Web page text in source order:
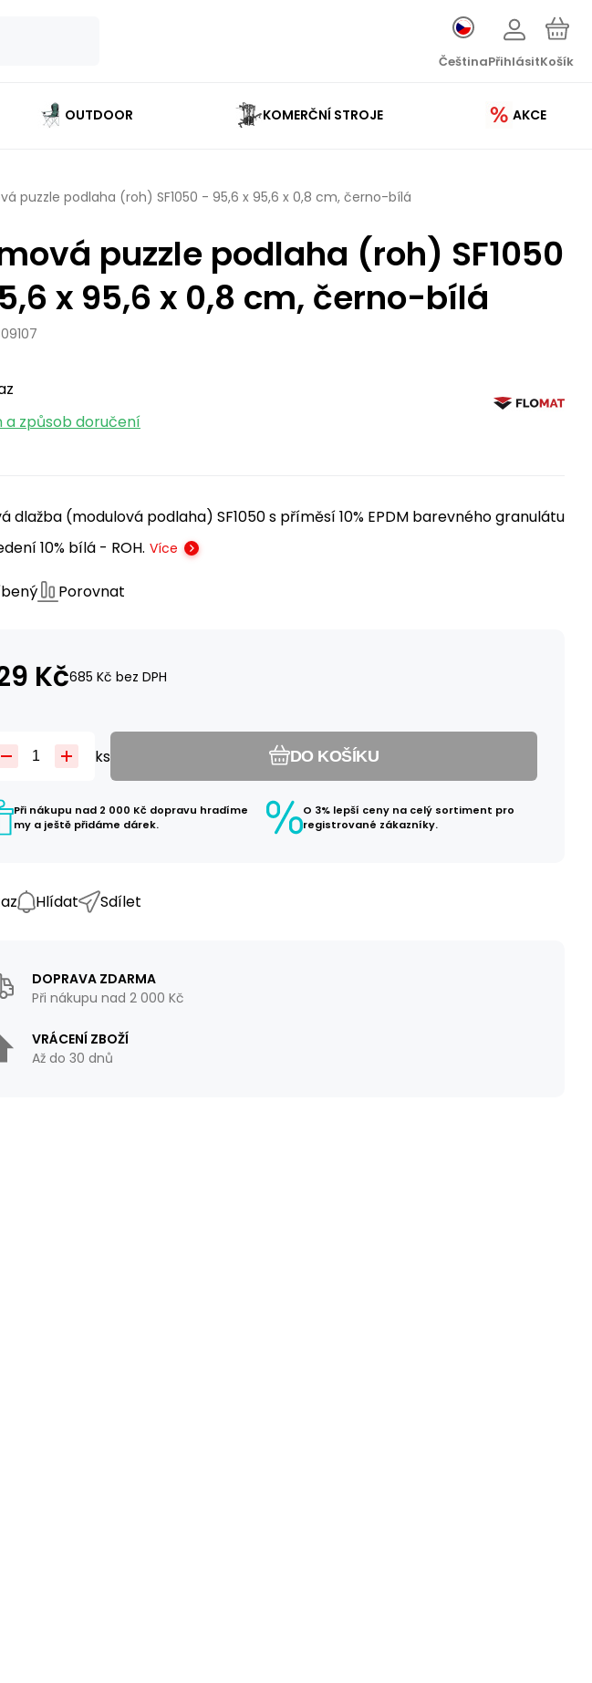
ČeštinaPřihlásitKošík
OUTDOOR KOMERČNÍ STROJE AKCE
puzzle podlaha (roh) SF1050 - 95,6 x 95,6 x 0,8 cm, černo-bílá
puzzle podlaha (roh) SF1050
x 95,6 x 0,8 cm, černo-bílá
a způsob doručení
dlažba (modulová podlaha) SF1050 s příměsí 10% EPDM barevného granulátu
10% bílá - ROH. Více
Porovnat
Kč685 Kč bez DPH
ks DO KOŠÍKU
Při nákupu nad 2 000 Kč dopravu hradíme
my a ještě přidáme dárek.
O 3% lepší ceny na celý sortiment pro
registrované zákazníky.
Hlídat Sdílet
DOPRAVA ZDARMA
Při nákupu nad 2 000 Kč
VRÁCENÍ ZBOŽÍ
Až do 30 dnů